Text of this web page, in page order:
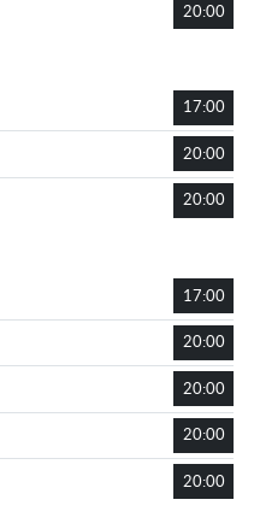
20:00
17:00
20:00
20:00
17:00
20:00
20:00
20:00
20:00